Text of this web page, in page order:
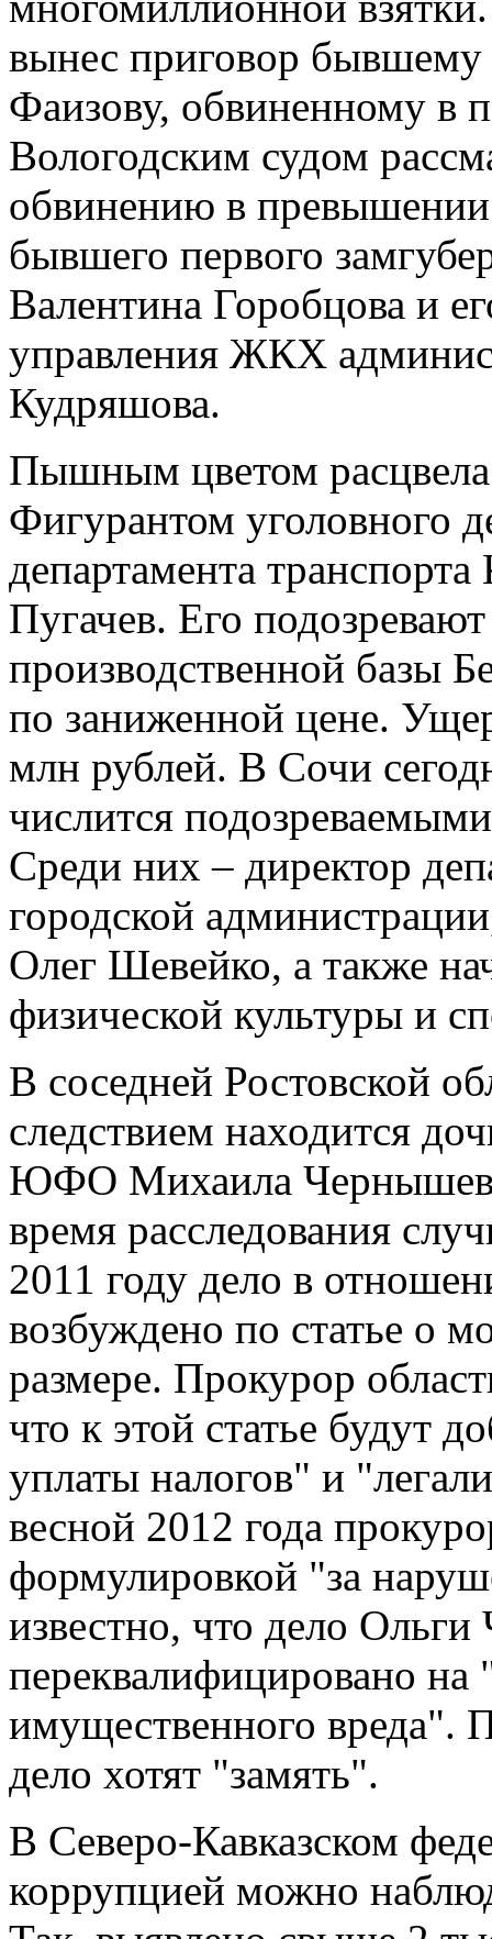
вынес приговор бывшему
Фаизову, обвиненному в
Вологодским судом
обвинению в
бывшего первого
Валентина Горобцова и
управления ЖКХ
Кудряшова.
Пышным цветом
Фигурантом уголовного
департамента
Пугачев. Его
производственной базы
по заниженной цене.
млн рублей. В Сочи
числится
Среди них – директор
городской
Олег Шевейко, а также
физической культуры и
В соседней Ростовской
следствием находится
ЮФО Михаила
время расследования
2011 году дело в
возбуждено по статье о
размере. Прокурор
что к этой статье будут
уплаты налогов" и
весной 2012 года
формулировкой "за
известно, что дело
переквалифицировано
имущественного вреда".
дело хотят "замять".
В Северо-Кавказском
коррупцией можно